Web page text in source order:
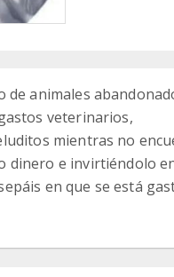
de animales
veterinarios,
mientras no
dinero e invirtiéndolo
en que se está